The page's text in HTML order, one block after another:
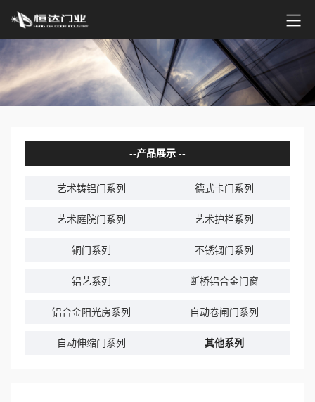
产品展示
艺术铸铝门系列 德式卡门系列
艺术庭院门系列 艺术护栏系列
铜门系列 不锈钢门系列
铝艺系列 断桥铝合金门窗
铝合金阳光房系列 自动卷闸门系列
自动伸缩门系列 其他系列